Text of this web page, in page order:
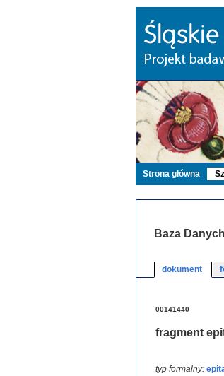
Strona główna
Baza Danych
dokument
00141440
fragment
typ formalny: